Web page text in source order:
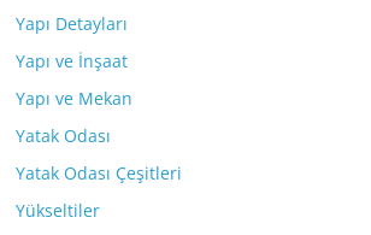
Yapı Detayları
Yapı ve İnşaat
Yapı ve Mekan
Yatak Odası
Yatak Odası Çeşitleri
Yükseltiler